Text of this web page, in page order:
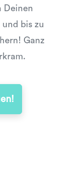
Deinen
bis zu
Ganz